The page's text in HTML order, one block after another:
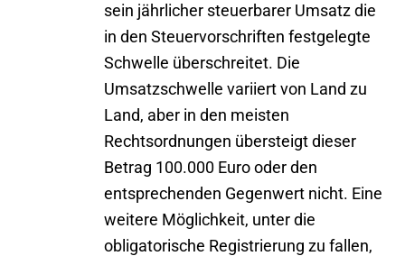
sein jährlicher steuerbarer Umsatz die
in den Steuervorschriften festgelegte
Schwelle überschreitet. Die
Umsatzschwelle variiert von Land zu
Land, aber in den meisten
Rechtsordnungen übersteigt dieser
Betrag 100.000 Euro oder den
entsprechenden Gegenwert nicht. Eine
weitere Möglichkeit, unter die
obligatorische Registrierung zu fallen,